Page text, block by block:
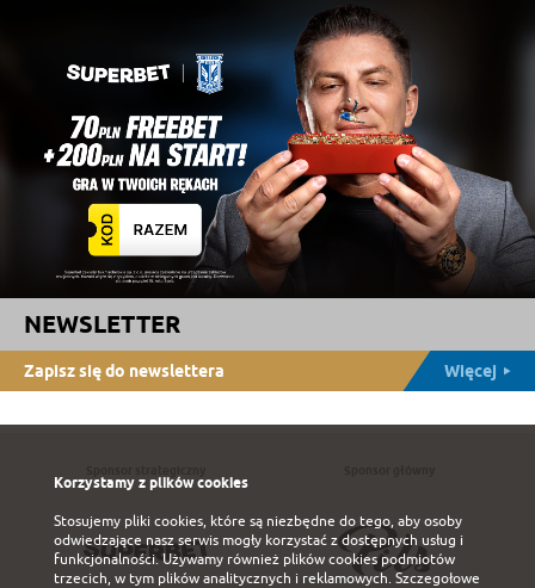
NEWSLETTER
Zapisz się do newslettera Więcej
Korzystamy z plików cookies
Stosujemy pliki cookies, które są niezbędne do tego, aby osoby
odwiedzające nasz serwis mogły korzystać z dostępnych usług i
funkcjonalności. Używamy również plików cookies podmiotów
trzecich, w tym plików analitycznych i reklamowych. Szczegołowe